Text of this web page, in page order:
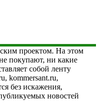
проектом. На этом
покупают, ни какие
собой ленту
kommersant.ru,
без искажения,
новостей